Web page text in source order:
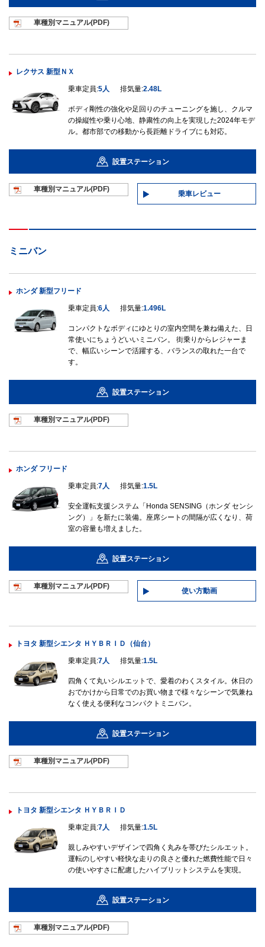
車種別マニュアル(PDF)
レクサス 新型ＮＸ
乗車定員:5人 排気量:2.48L
ボディ剛性の強化や足回りのチューニングを施し、クルマ
の操縦性や乗り心地、静粛性の向上を実現した2024年モデ
ル。都市部での移動から長距離ドライブにも対応。
設置ステーション
車種別マニュアル(PDF)
乗車レビュー
ミニバン
ホンダ 新型フリード
乗車定員:6人 排気量:1.496L
コンパクトなボディにゆとりの室内空間を兼ね備えた、日
常使いにちょうどいいミニバン。 街乗りからレジャーま
で、幅広いシーンで活躍する、バランスの取れた一台で
す。
設置ステーション
車種別マニュアル(PDF)
ホンダ フリード
乗車定員:7人 排気量:1.5L
安全運転支援システム「Honda SENSING（ホンダ センシ
ング）」を新たに装備。座席シートの間隔が広くなり、荷
室の容量も増えました。
設置ステーション
車種別マニュアル(PDF)
使い方動画
トヨタ 新型シエンタ ＨＹＢＲＩＤ（仙台）
乗車定員:7人 排気量:1.5L
四角くて丸いシルエットで、愛着のわくスタイル。休日の
おでかけから日常でのお買い物まで様々なシーンで気兼ね
なく使える便利なコンパクトミニバン。
設置ステーション
車種別マニュアル(PDF)
トヨタ 新型シエンタ ＨＹＢＲＩＤ
乗車定員:7人 排気量:1.5L
親しみやすいデザインで四角く丸みを帯びたシルエット。
運転のしやすい軽快な走りの良さと優れた燃費性能で日々
の使いやすさに配慮したハイブリットシステムを実現。
設置ステーション
車種別マニュアル(PDF)